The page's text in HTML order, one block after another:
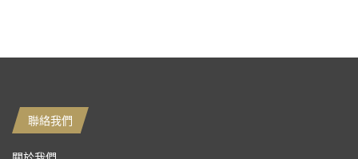
聯絡我們